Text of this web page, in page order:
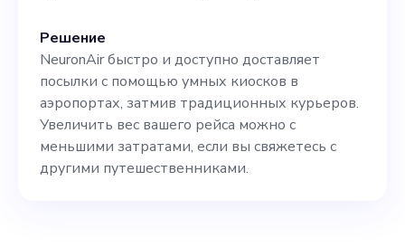
вашей стартовой
площадкой. Давайте
объединим усилия, чтобы
сделать доставку
доступной и выгодной!»
Решение
NeuronAir быстро и доступно доставляет
посылки с помощью умных киосков в
аэропортах, затмив традиционных курьеров.
Увеличить вес вашего рейса можно с
меньшими затратами, если вы свяжетесь с
другими путешественниками.